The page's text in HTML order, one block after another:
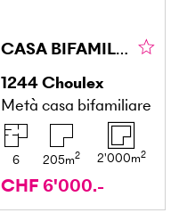
CASA BIFAMILIARE IN CAMPAGNA
1244Choulex
Metà casa bifamiliare
6 205m2 2'000m2
CHF 6'000.-